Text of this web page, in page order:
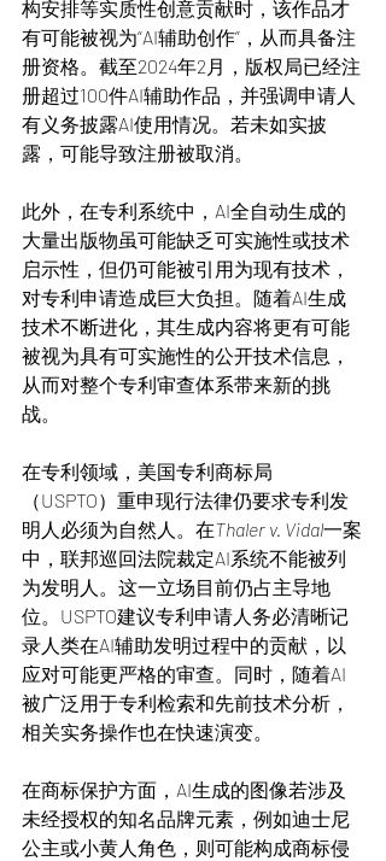
构安排等实质性创意贡献时，该作品才
有可能被视为“AI辅助创作”，从而具备注
册资格。截至2024年2月，版权局已经注
册超过100件AI辅助作品，并强调申请人
有义务披露AI使用情况。若未如实披
露，可能导致注册被取消。
此外，在专利系统中，AI全自动生成的
大量出版物虽可能缺乏可实施性或技术
启示性，但仍可能被引用为现有技术，
对专利申请造成巨大负担。随着AI生成
技术不断进化，其生成内容将更有可能
被视为具有可实施性的公开技术信息，
从而对整个专利审查体系带来新的挑
战。
在专利领域，美国专利商标局
（USPTO）重申现行法律仍要求专利发
明人必须为自然人。在Thaler v. Vidal一案
中，联邦巡回法院裁定AI系统不能被列
为发明人。这一立场目前仍占主导地
位。USPTO建议专利申请人务必清晰记
录人类在AI辅助发明过程中的贡献，以
应对可能更严格的审查。同时，随着AI
被广泛用于专利检索和先前技术分析，
相关实务操作也在快速演变。
在商标保护方面，AI生成的图像若涉及
未经授权的知名品牌元素，例如迪士尼
公主或小黄人角色，则可能构成商标侵